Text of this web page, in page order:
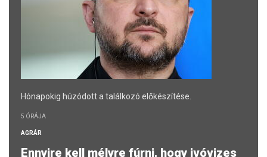
Hónapokig húzódott a találkozó előkészítése.
5 ÓRÁJA
AGRÁR
Ennyire kell mélyre fúrni, hogy ivóvizes